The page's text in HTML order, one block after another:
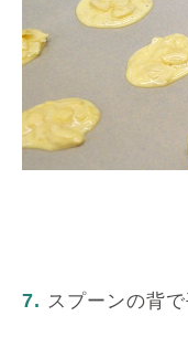
7. スプーンの背